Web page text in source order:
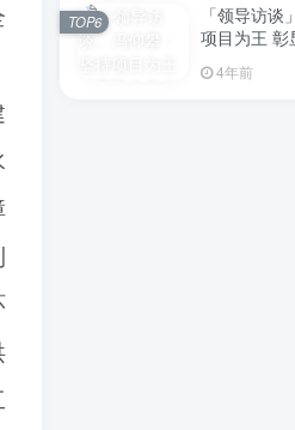
「领导访
项目为王 彰显国企担当 为全
点项目建设
4年前
TOP6